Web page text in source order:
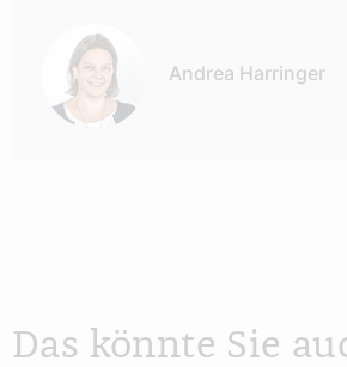
Andrea Harringer
Das könnte Sie